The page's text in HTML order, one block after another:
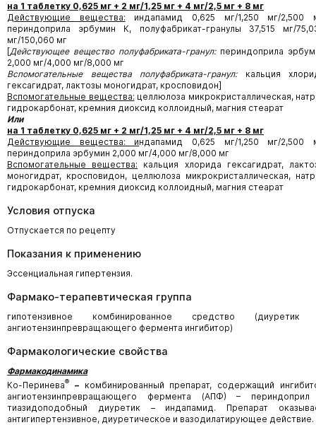
на 1 таблетку 0,625 мг + 2 мг/1,25 мг + 4 мг/2,5 мг + 8 мг
Действующие вещества: индапамид 0,625 мг/1,250 мг/2,500
периндоприла эрбумин К, полуфабрикат-гранулы 37,515 мг/
мг/150,060 мг
[Действующее вещество полуфабриката-гранул:периндоприла
2,000 мг/4,000 мг/8,000 мг
Вспомогательные вещества полуфабриката-гранул: кальция
гексагидрат, лактозы моногидрат, кросповидон]
Вспомогательные вещества: целлюлоза микрокристаллическая,
гидрокарбонат, кремния диоксид коллоидный, магния стеарат
Или
на 1 таблетку 0,625 мг + 2 мг/1,25 мг + 4 мг/2,5 мг + 8 мг
Действующие вещества: индапамид 0,625 мг/1,250 мг/2,500
периндоприла эрбумин 2,000 мг/4,000 мг/8,000 мг
Вспомогательные вещества: кальция хлорида гексагидрат,
моногидрат, кросповидон, целлюлоза микрокристаллическая,
гидрокарбонат, кремния диоксид коллоидный, магния стеарат
Условия отпуска
Отпускается по рецепту
Показания к применению
Эссенциальная гипертензия.
Фармако-терапевтическая группа
гипотензивное комбинированное средство
ангиотензинпревращающего фермента ингибитор)
Фармакологические свойства
Фармакодинамика
Ко-Перинева® –комбинированный препарат, содержащий
ангиотензинпревращающего фермента (АПФ) –
тиазидоподобный диуретик – индапамид. Препарат
антигипертензивное, диуретическое и вазодилатирующее действие.